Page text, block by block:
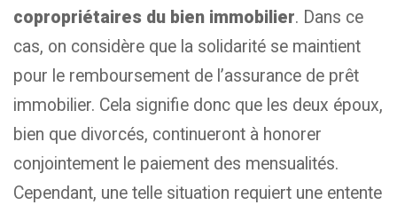
copropriétaires du bien immobilier. Dans ce
cas, on considère que la solidarité se maintient
pour le remboursement de l’assurance de prêt
immobilier. Cela signifie donc que les deux époux,
bien que divorcés, continueront à honorer
conjointement le paiement des mensualités.
Cependant, une telle situation requiert une entente